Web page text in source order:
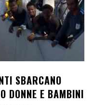
SBARCANO
DONNE E BAMBINI